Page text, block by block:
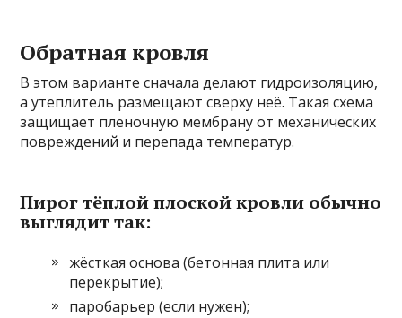
Обратная кровля
В этом варианте сначала делают гидроизоляцию,
а утеплитель размещают сверху неё. Такая схема
защищает пленочную мембрану от механических
повреждений и перепада температур.
Пирог тёплой плоской кровли обычно
выглядит так:
жёсткая основа (бетонная плита или
перекрытие);
паробарьер (если нужен);